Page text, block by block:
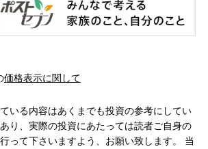
価格表示に関して
いる内容はあくまでも投資の参考にしてい
り、実際の投資にあたっては読者ご自身の
って下さいますよう、お願い致します。 当